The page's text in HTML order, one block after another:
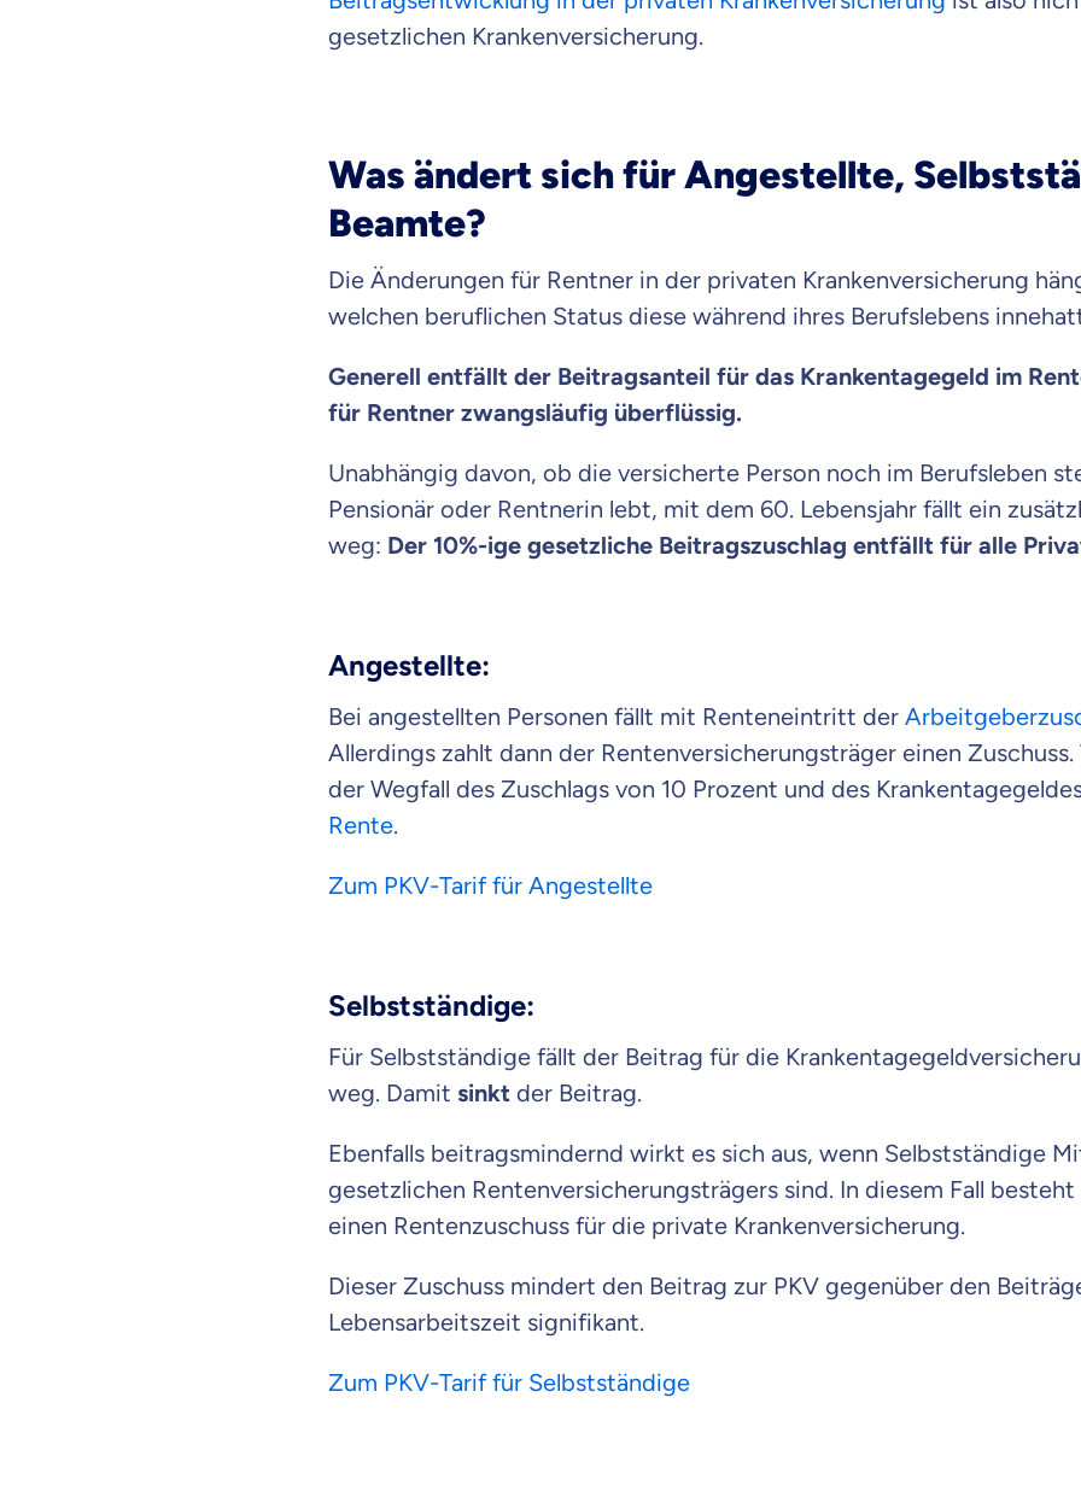
gesetzlichen Krankenversicherung.
Was ändert sich für Angestellte,
Beamte?
Die Änderungen für Rentner in der privaten Krankenversicherung
welchen beruflichen Status diese während ihres Berufslebens
Generell entfällt der Beitragsanteil für das Krankentagegeld im
für Rentner zwangsläufig überflüssig.
Unabhängig davon, ob die versicherte Person noch im Berufsleben
Pensionär oder Rentnerin lebt, mit dem 60. Lebensjahr fällt ein
weg: Der 10%-ige gesetzliche Beitragszuschlag entfällt für alle
Angestellte:
Bei angestellten Personen fällt mit Renteneintritt der
Allerdings zahlt dann der Rentenversicherungsträger einen
der Wegfall des Zuschlags von 10 Prozent und des
Rente.
Zum PKV-Tarif für Angestellte
Selbstständige:
Für Selbstständige fällt der Beitrag für die
weg. Damit sinkt der Beitrag.
Ebenfalls beitragsmindernd wirkt es sich aus, wenn Selbstständige
gesetzlichen Rentenversicherungsträgers sind. In diesem Fall
einen Rentenzuschuss für die private Krankenversicherung.
Dieser Zuschuss mindert den Beitrag zur PKV gegenüber den
Lebensarbeitszeit signifikant.
Zum PKV-Tarif für Selbstständige